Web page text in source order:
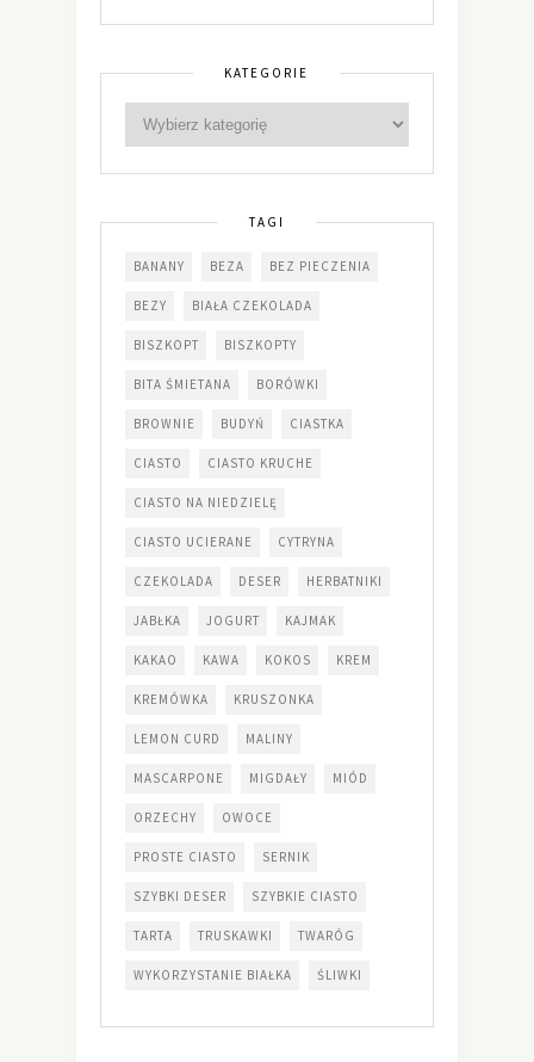
KATEGORIE
TAGI
BANANY BEZA BEZ PIECZENIA
BEZY BIAŁA CZEKOLADA
BISZKOPT BISZKOPTY
BITA ŚMIETANA BORÓWKI
BROWNIE BUDYŃ CIASTKA
CIASTO CIASTO KRUCHE
CIASTO NA NIEDZIELĘ
CIASTO UCIERANE CYTRYNA
CZEKOLADA DESER HERBATNIKI
JABŁKA JOGURT KAJMAK
KAKAO KAWA KOKOS KREM
KREMÓWKA KRUSZONKA
LEMON CURD MALINY
MASCARPONE MIGDAŁY MIÓD
ORZECHY OWOCE
PROSTE CIASTO SERNIK
SZYBKI DESER SZYBKIE CIASTO
TARTA TRUSKAWKI TWARÓG
WYKORZYSTANIE BIAŁKA ŚLIWKI